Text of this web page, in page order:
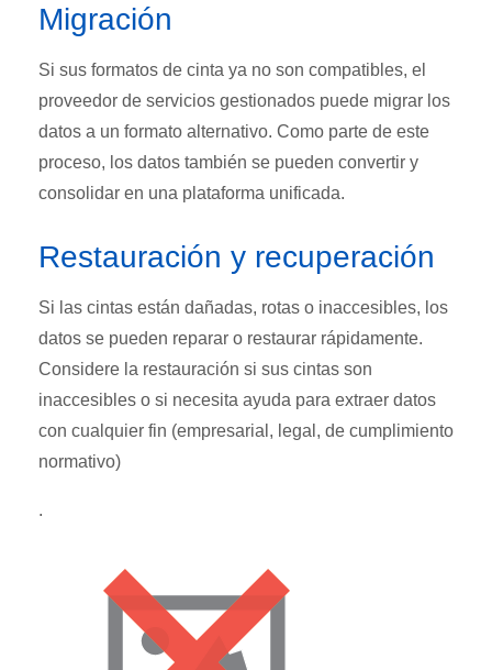
Migración
Si sus formatos de cinta ya no son compatibles, el
proveedor de servicios gestionados puede migrar los
datos a un formato alternativo. Como parte de este
proceso, los datos también se pueden convertir y
consolidar en una plataforma unificada.
Restauración y recuperación
Si las cintas están dañadas, rotas o inaccesibles, los
datos se pueden reparar o restaurar rápidamente.
Considere la restauración si sus cintas son
inaccesibles o si necesita ayuda para extraer datos
con cualquier fin (empresarial, legal, de cumplimiento
normativo)
.